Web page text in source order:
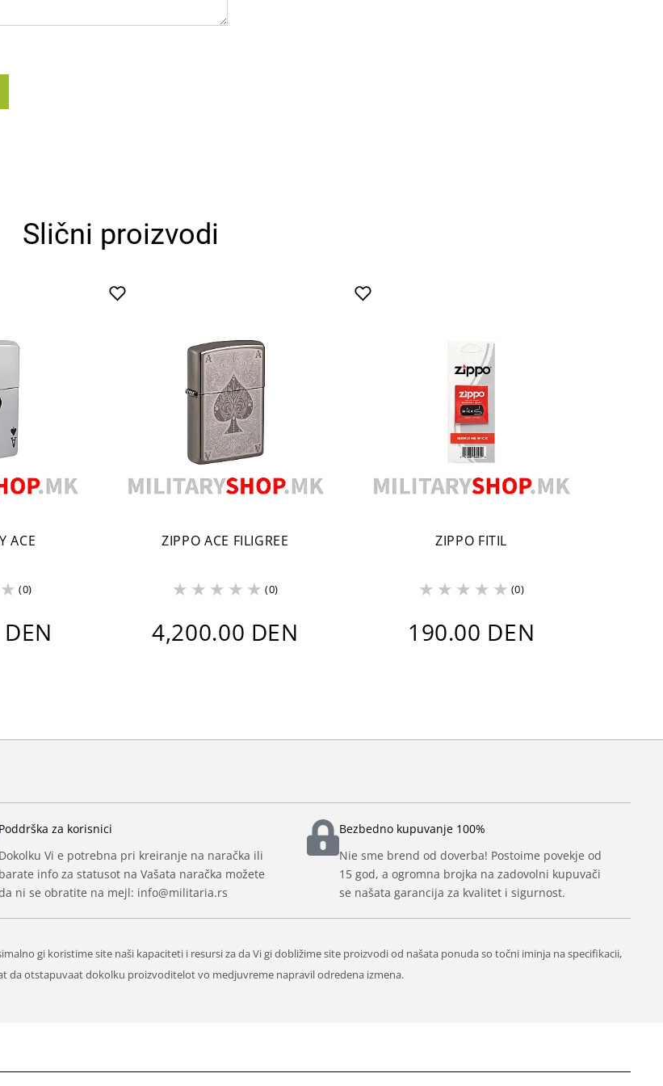
Slični proizvodi
ACE
(0)
ZIPPO ACE FILIGREE
(0)
4,200.00 DEN
ZIPPO FITIL
(0)
190.00 DEN
Poddrška za korisnici
Dokolku Vi e potrebna pri kreiranje na naračka ili
barate info za statusot na Vašata naračka možete
ni se obratite na mejl: info@militaria.rs
Bezbedno kupuvanje 100%
Nie sme brend od doverba! Postoime povekje od
15 god, a ogromna brojka na zadovolni kupuvači
se našata garancija za kvalitet i sigurnost.
gi koristime site naši kapaciteti i resursi za da Vi gi dobližime site proizvodi od našata ponuda so točni iminja na specifikacii,
da otstapuvaat dokolku proizvoditelot vo medjuvreme napravil odredena izmena.